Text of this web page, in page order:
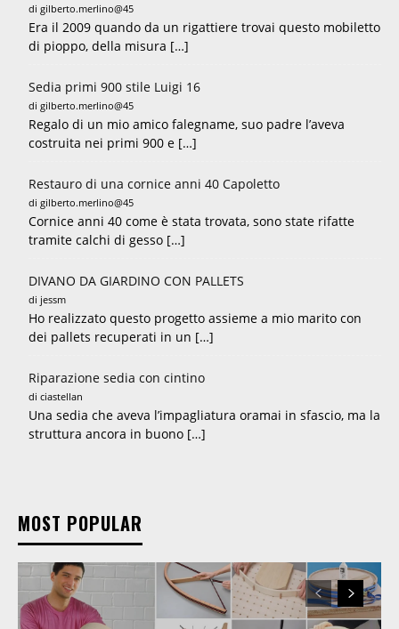
di gilberto.merlino@45
Era il 2009 quando da un rigattiere trovai questo mobiletto
di pioppo, della misura […]
Sedia primi 900 stile Luigi 16
di gilberto.merlino@45
Regalo di un mio amico falegname, suo padre l’aveva
costruita nei primi 900 e […]
Restauro di una cornice anni 40 Capoletto
di gilberto.merlino@45
Cornice anni 40 come è stata trovata, sono state rifatte
tramite calchi di gesso […]
DIVANO DA GIARDINO CON PALLETS
di jessm
Ho realizzato questo progetto assieme a mio marito con
dei pallets recuperati in un […]
Riparazione sedia con cintino
di ciastellan
Una sedia che aveva l’impagliatura oramai in sfascio, ma la
struttura ancora in buono […]
MOST POPULAR